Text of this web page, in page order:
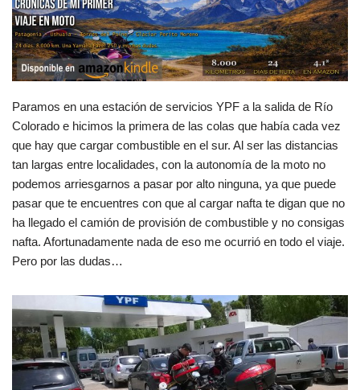
Paramos en una estación de servicios YPF a la salida de Río
Colorado e hicimos la primera de las colas que había cada vez
que hay que cargar combustible en el sur. Al ser las distancias
tan largas entre localidades, con la autonomía de la moto no
podemos arriesgarnos a pasar por alto ninguna, ya que puede
pasar que te encuentres con que al cargar nafta te digan que no
ha llegado el camión de provisión de combustible y no consigas
nafta. Afortunadamente nada de eso me ocurrió en todo el viaje.
Pero por las dudas…